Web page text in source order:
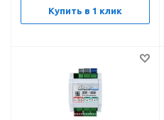
Купить в 1 клик